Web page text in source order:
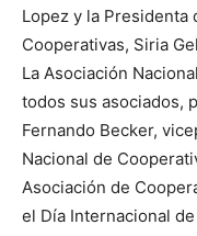
Lopez y la Presidenta
Cooperativas, Siria
La Asociación
todos sus asociados,
Fernando Becker,
Nacional de
Asociación de
el Día Internacional